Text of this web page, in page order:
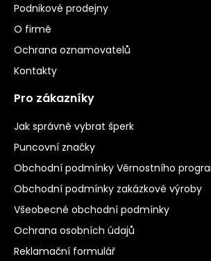
Podnikové prodejny
O firmě
Ochrana oznamovatelů
Kontakty
Pro zákazníky
Jak správně vybrat šperk
Puncovní značky
Obchodní podmínky Věrnostního
Obchodní podmínky zakázkové výroby
Všeobecné obchodní podmínky
Ochrana osobních údajů
Reklamační formulář